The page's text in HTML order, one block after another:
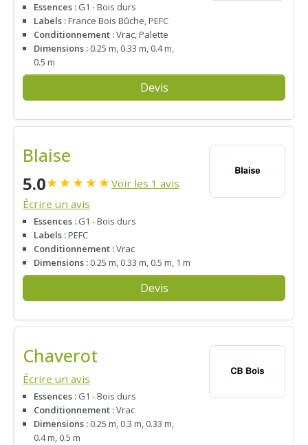
Essences : G1 - Bois durs
Labels :France Bois Bûche, PEFC
Conditionnement :Vrac, Palette
Dimensions : 0.25 m, 0.33 m, 0.4 m,
0.5 m
Devis
Blaise
5.0★★★★★Voir les 1 avis
Écrire un avis
Essences : G1 - Bois durs
Labels :PEFC
Conditionnement :Vrac
Dimensions : 0.25 m, 0.33 m, 0.5 m, 1 m
Devis
Chaverot
Écrire un avis
Essences : G1 - Bois durs
Conditionnement :Vrac
Dimensions : 0.25 m, 0.3 m, 0.33 m,
0.4 m, 0.5 m